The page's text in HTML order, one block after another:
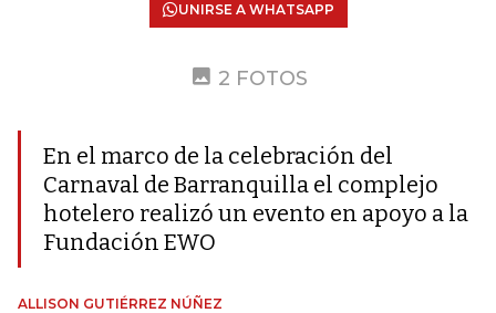
UNIRSE A WHATSAPP
2 FOTOS
En el marco de la celebración del
Carnaval de Barranquilla el complejo
hotelero realizó un evento en apoyo a la
Fundación EWO
ALLISON GUTIÉRREZ NÚÑEZ